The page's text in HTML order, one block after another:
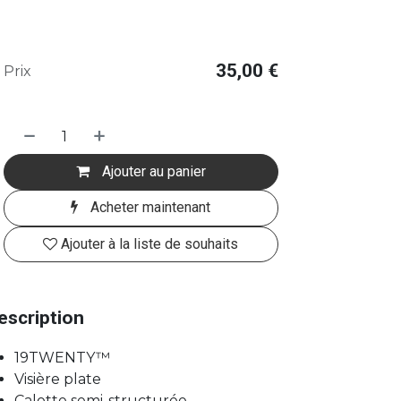
Ajouter au panier
Acheter maintenant
Ajouter à la liste de souhaits
Prix 35,00 €
19TWENTY™
Visière plate